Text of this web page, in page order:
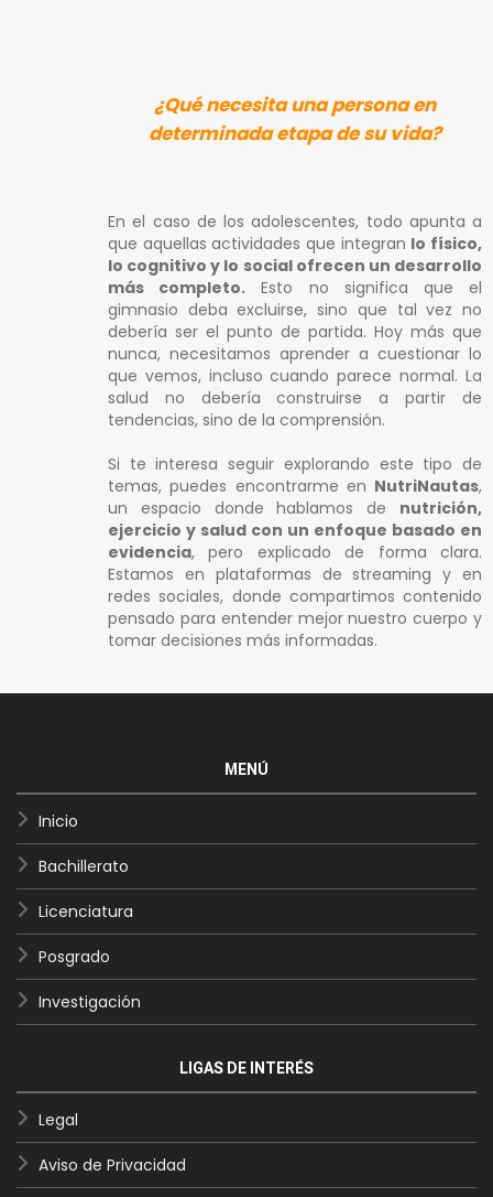
¿Qué necesita una persona en
determinada etapa de su vida?
En el caso de los adolescentes, todo apunta a
que aquellas actividades que integran lo físico,
lo cognitivo y lo social ofrecen un desarrollo
más completo. Esto no significa que el
gimnasio deba excluirse, sino que tal vez no
debería ser el punto de partida. Hoy más que
nunca, necesitamos aprender a cuestionar lo
que vemos, incluso cuando parece normal. La
salud no debería construirse a partir de
tendencias, sino de la comprensión.
Si te interesa seguir explorando este tipo de
temas, puedes encontrarme en NutriNautas,
un espacio donde hablamos de nutrición,
ejercicio y salud con un enfoque basado en
evidencia, pero explicado de forma clara.
Estamos en plataformas de streaming y en
redes sociales, donde compartimos contenido
pensado para entender mejor nuestro cuerpo y
tomar decisiones más informadas.
MENÚ
Inicio
Bachillerato
Licenciatura
Posgrado
Investigación
LIGAS DE INTERÉS
Legal
Aviso de Privacidad